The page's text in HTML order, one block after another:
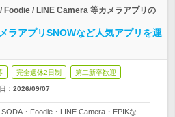
Foodie / LINE Camera 等カメラアプリの
ラアプリSNOWなど人気アプリを運
完全週休2日制 第二新卒歓迎
： 2026/09/07
SODA・Foodie・LINE Camera・EPIKな